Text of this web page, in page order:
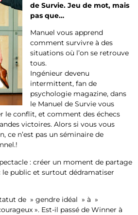
de Survie. Jeu de mot, mais
pas que…
Manuel vous apprend
comment survivre à des
situations où l’on se retrouve
tous.
Ingénieur devenu
intermittent, fan de
psychologie magazine, dans
le Manuel de Survie vous
le conflit, et comment des échecs
victoires. Alors si vous vous
ce n’est pas un séminaire de
: créer un moment de partage
le public et surtout dédramatiser
de » gendre idéal » à »
». Est-il passé de Winner à